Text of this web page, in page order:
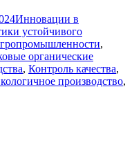
Инновации в
устойчивого
,
органические
, Контроль качества,
производство,